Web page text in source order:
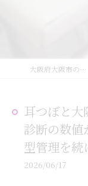
大阪府大阪市の耳つぼなら耳つぼダイエットサロンふーみん
耳つぼと大
診断の数
型管理を続
2026/06/17